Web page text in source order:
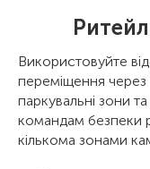
Використовуйте
переміщення через
паркувальні зони
командам безпеки
кількома зонами